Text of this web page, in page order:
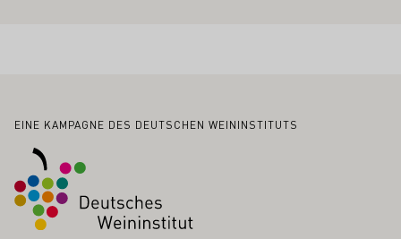
Fußbereich
EINE KAMPAGNE DES DEUTSCHEN WEININSTITUTS